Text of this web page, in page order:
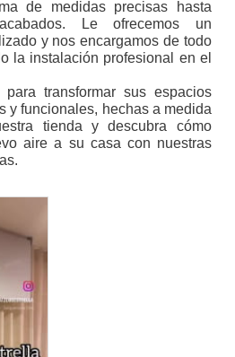
de medidas precisas hasta
Le ofrecemos un
y nos encargamos de todo
la instalación profesional en el
transformar sus espacios
y funcionales, hechas a medida
tienda y descubra cómo
aire a su casa con nuestras